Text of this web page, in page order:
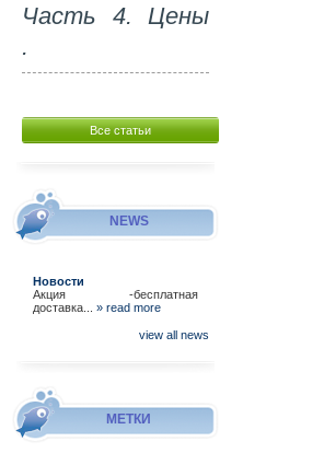
Часть 4. Цены
.
Все статьи
NEWS
Новости
Акция -бесплатная
доставка... » read more
view all news
МЕТКИ